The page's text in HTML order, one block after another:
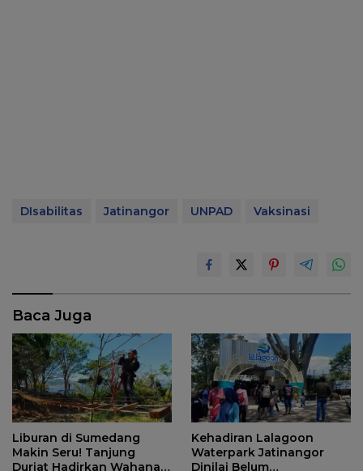
DIsabilitas Jatinangor UNPAD Vaksinasi
Baca Juga
Liburan di Sumedang
Makin Seru! Tanjung
Duriat Hadirkan Wahana
Kehadiran Lalagoon
Waterpark Jatinangor
Dinilai Belum